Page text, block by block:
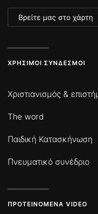
Βρείτε μας στο χάρτη
ΧΡΉΣΙΜΟΙ ΣΎΝΔΕΣΜΟΙ
Χριστιανισμός &
The word
Παιδική Κατασκήνωση
Πνευματικό συνέδριο
ΠΡΟΤΕΙΝΌΜΕΝΑ VIDEO